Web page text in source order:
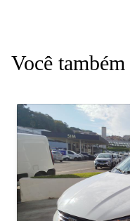
Você também